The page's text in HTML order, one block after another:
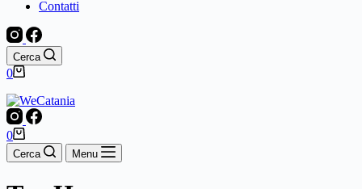
Contatti
Cerca
Carrello
0
Carrello
0
Cerca Menu